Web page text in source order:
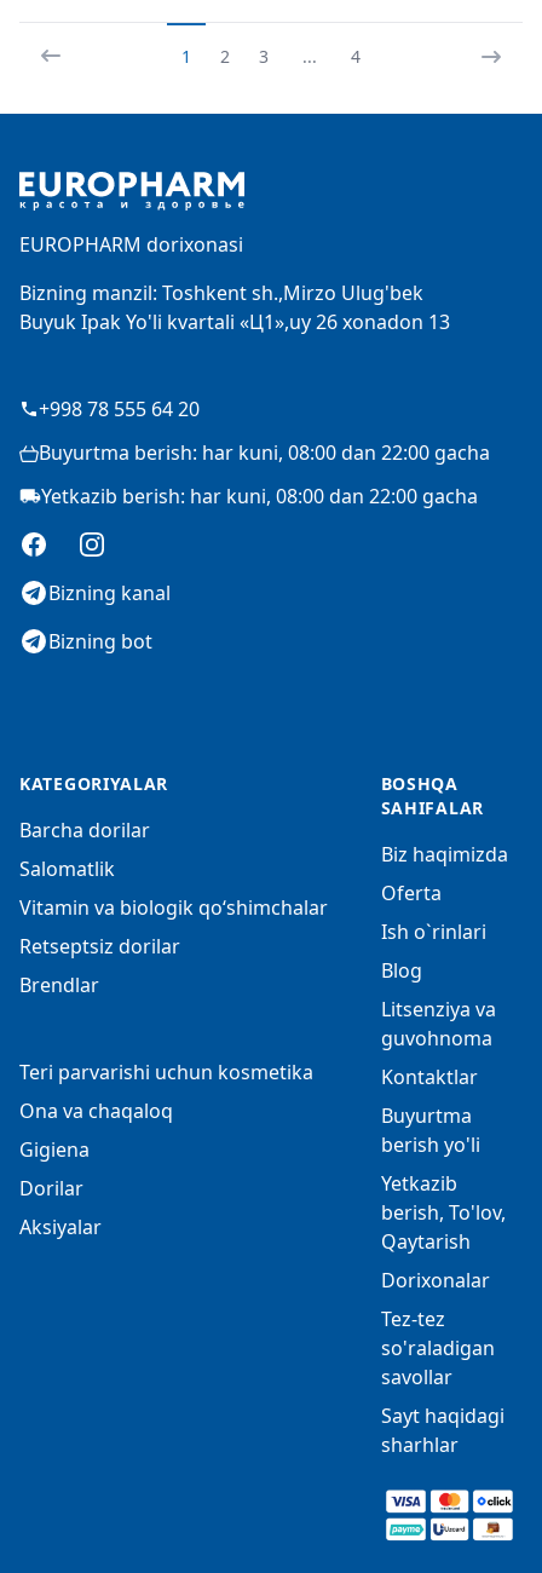
1 2 3 ... 4
EUROPHARM dorixonasi
Bizning manzil: Toshkent sh.,Mirzo Ulug'bek
Buyuk Ipak Yo'li kvartali «Ц1»,uy 26 xonadon 13
+998 78 555 64 20
Buyurtma berish: har kuni, 08:00 dan 22:00 gacha
Yetkazib berish: har kuni, 08:00 dan 22:00 gacha
FacebookInstagram
Bizning kanal
Bizning bot
KATEGORIYALAR
Barcha dorilar
Salomatlik
Vitamin va biologik qo‘shimchalar
Retseptsiz dorilar
Brendlar
Teri parvarishi uchun kosmetika
Ona va chaqaloq
Gigiena
Dorilar
Aksiyalar
BOSHQA
SAHIFALAR
Biz haqimizda
Oferta
Ish o`rinlari
Blog
Litsenziya va
guvohnoma
Kontaktlar
Buyurtma
berish yo'li
Yetkazib
berish, To'lov,
Qaytarish
Dorixonalar
Tez-tez
so'raladigan
savollar
Sayt haqidagi
sharhlar